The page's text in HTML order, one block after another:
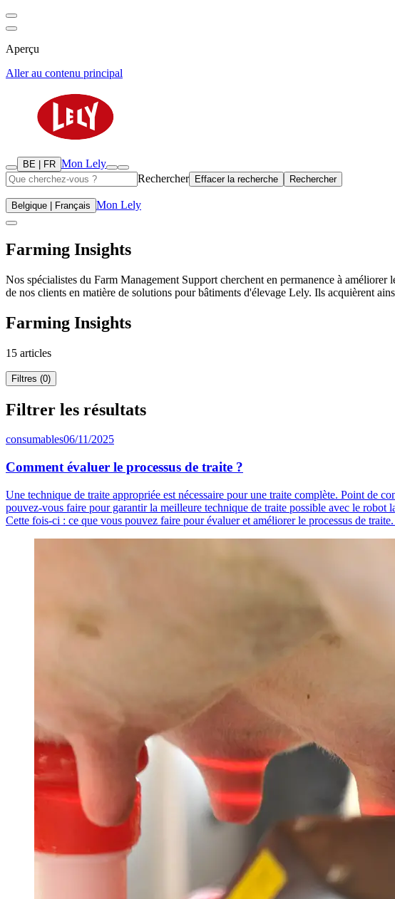
Aperçu
Aller au contenu principal
BE | FR Mon Lely
Rechercher
Effacer la recherche Rechercher
Belgique | Français Mon Lely
Farming Insights
Nos spécialistes du Farm Management Support cherchent en permanence à
de nos clients en matière de solutions pour bâtiments d'élevage Lely. Ils acquièrent
Farming Insights
15 articles
Filtres (0)
Filtrer les résultats
consumables06/11/2025
Comment évaluer le processus de traite ?
Une technique de traite appropriée est nécessaire pour une traite complète. Point de
pouvez-vous faire pour garantir la meilleure technique de traite possible avec le
Cette fois-ci : ce que vous pouvez faire pour évaluer et améliorer le processus de traite.